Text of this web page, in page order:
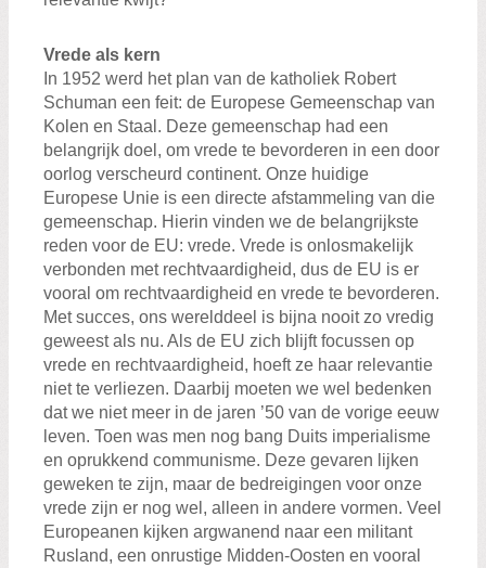
Vrede als kern
In 1952 werd het plan van de katholiek Robert
Schuman een feit: de Europese Gemeenschap van
Kolen en Staal. Deze gemeenschap had een
belangrijk doel, om vrede te bevorderen in een door
oorlog verscheurd continent. Onze huidige
Europese Unie is een directe afstammeling van die
gemeenschap. Hierin vinden we de belangrijkste
reden voor de EU: vrede. Vrede is onlosmakelijk
verbonden met rechtvaardigheid, dus de EU is er
vooral om rechtvaardigheid en vrede te bevorderen.
Met succes, ons werelddeel is bijna nooit zo vredig
geweest als nu. Als de EU zich blijft focussen op
vrede en rechtvaardigheid, hoeft ze haar relevantie
niet te verliezen. Daarbij moeten we wel bedenken
dat we niet meer in de jaren ’50 van de vorige eeuw
leven. Toen was men nog bang Duits imperialisme
en oprukkend communisme. Deze gevaren lijken
geweken te zijn, maar de bedreigingen voor onze
vrede zijn er nog wel, alleen in andere vormen. Veel
Europeanen kijken argwanend naar een militant
Rusland, een onrustige Midden-Oosten en vooral